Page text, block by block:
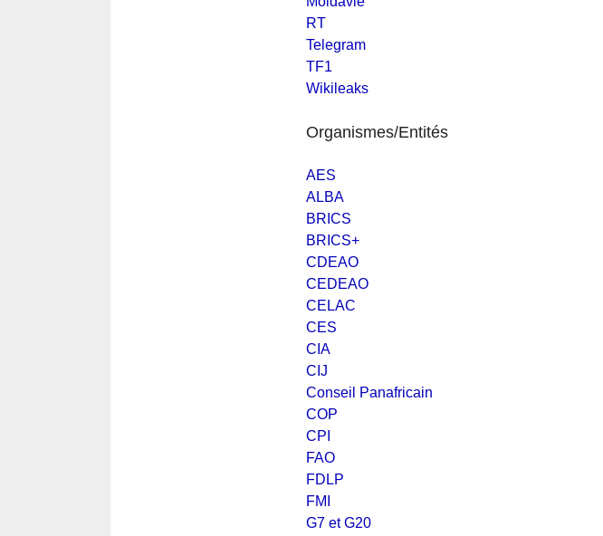
RT
Telegram
TF1
Wikileaks
Organismes/Entités
AES
ALBA
BRICS
BRICS+
CDEAO
CEDEAO
CELAC
CES
CIA
CIJ
Conseil Panafricain
COP
CPI
FAO
FDLP
FMI
G7 et G20